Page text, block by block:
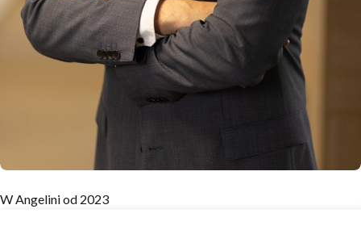
W Angelini od 2023